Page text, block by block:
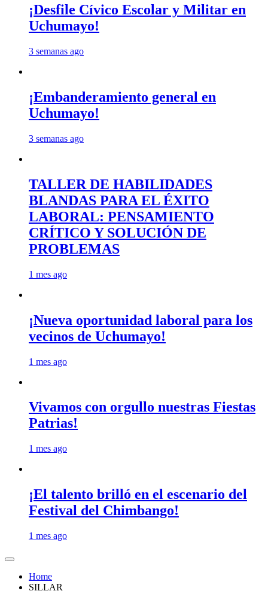
¡Desfile Cívico Escolar y Militar en
Uchumayo!
3 semanas ago
¡Embanderamiento general en
Uchumayo!
3 semanas ago
TALLER DE HABILIDADES
BLANDAS PARA EL ÉXITO
LABORAL: PENSAMIENTO
CRÍTICO Y SOLUCIÓN DE
PROBLEMAS
1 mes ago
¡Nueva oportunidad laboral para los
vecinos de Uchumayo!
1 mes ago
Vivamos con orgullo nuestras Fiestas
Patrias!
1 mes ago
¡El talento brilló en el escenario del
Festival del Chimbango!
1 mes ago
Home
SILLAR